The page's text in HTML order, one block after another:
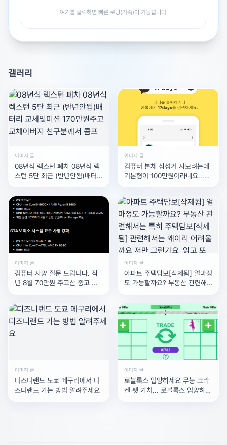
광고 [X]를 누르면 내용이 해제됩니다
여기를 클릭하면 빠른 로딩(가속)이 가능합니다.
갤러리
이미지 글
08년식 렉스턴 폐차 08년식 렉
스턴 5단 최근 (반년안됨)배터리
버지 친구분께서 콤프
이미지 글
컴퓨터 본체 삼성거 사보려는데
기본형이 100만원이라네요...다
는 얼마정도 하나요?이게 기본
형이라는데..그래도 인지도있는
삼성거로
이미지 글
컴퓨터 사양 질문 드립니다. 작
년 8월 70만원 주고산 중고 본
이미지 글
아파트 주택담보[삭제됨] 얼마정
도 가능할까요? 부동산 관련해
련해서는 왜이리 어려울까요 저
만 그런가요,,읽고 또
이미지 글
디즈니랜드 도쿄 메구리에서 디
즈니랜드 가는 방법 알려주세요
이미지 글
로블록스 입양하세요 무능 크라
켄 펫 가치... 로블록스 입양하세